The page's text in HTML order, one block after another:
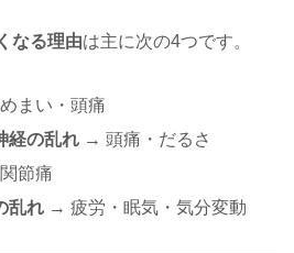
なる理由は主に次の4つです。
まい・頭痛
経の乱れ → 頭痛・だるさ
節痛
乱れ → 疲労・眠気・気分変動